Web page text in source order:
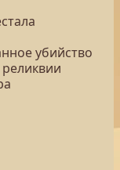
убийство